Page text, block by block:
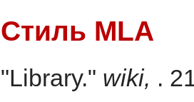
Стиль MLA
"Library." wiki, .